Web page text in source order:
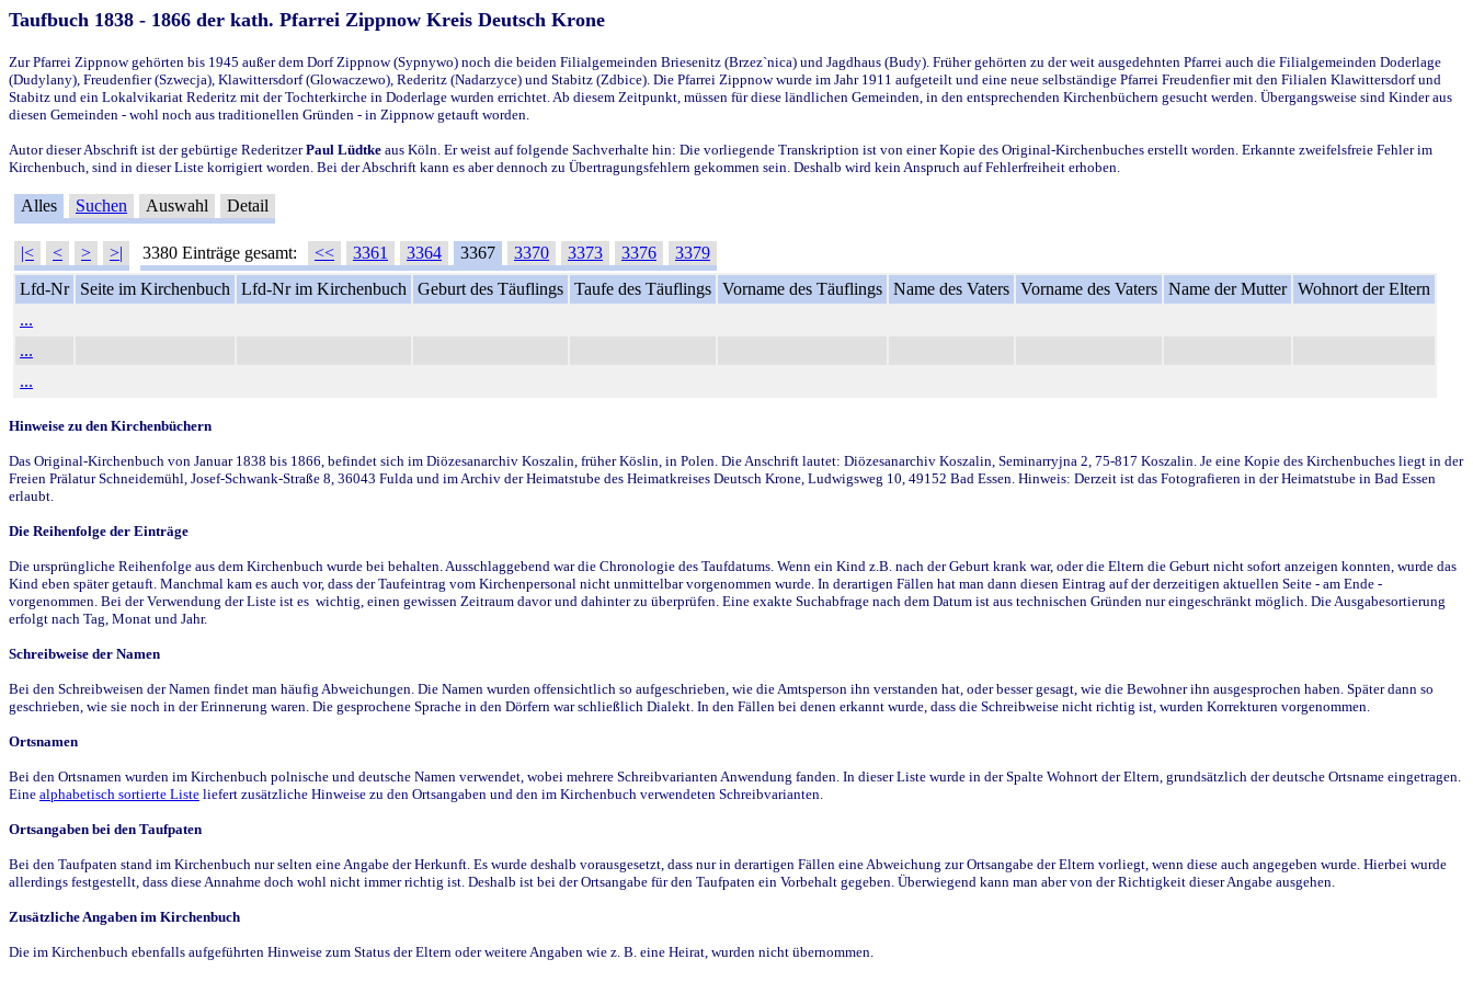
Taufbuch 1838 - 1866 der kath. Pfarrei Zippnow Kreis Deutsch Krone
Zur Pfarrei Zippnow gehörten bis 1945 außer dem Dorf Zippnow (Sypnywo) noch die beiden Filialgemeinden Briesenitz (Brzez`nica) und Jagdhaus (Budy). Früher gehörten zu der weit ausgedehnten Pfarrei auch die Filialgemeinden Doderlage
(Dudylany), Freudenfier (Szwecja), Klawittersdorf (Glowaczewo), Rederitz (Nadarzyce) und Stabitz (Zdbice). Die Pfarrei Zippnow wurde im Jahr 1911 aufgeteilt und eine neue selbständige Pfarrei Freudenfier mit den Filialen Klawittersdorf und
Stabitz und ein Lokalvikariat Rederitz mit der Tochterkirche in Doderlage wurden errichtet. Ab diesem Zeitpunkt, müssen für diese ländlichen Gemeinden, in den entsprechenden Kirchenbüchern gesucht werden. Übergangsweise sind Kinder aus
diesen Gemeinden - wohl noch aus traditionellen Gründen - in Zippnow getauft worden.
Autor dieser Abschrift ist der gebürtige RederitzerPaul Lüdtke aus Köln. Er weist auf folgende Sachverhalte hin: Die vorliegende Transkription ist von einer Kopie des Original-Kirchenbuches erstellt worden. Erkannte zweifelsfreie Fehler im
Kirchenbuch, sind in dieser Liste korrigiert worden. Bei der Abschrift kann es aber dennoch zu Übertragungsfehlern gekommen sein. Deshalb wird kein Anspruch auf Fehlerfreiheit erhoben.
Alles Suchen Auswahl Detail
|< < > >| 3380 Einträge gesamt: << 3361 3364 3367 3370 3373 3376
3379
Lfd-Nr
Seite im Kirchenbuch Lfd-Nr im Kirchenbuch Geburt des Täuflings Taufe des Täuflings Vorname des Täuflings Name des Vaters Vorname des Vaters Name der Mutter Wohnort der Eltern
...
...
...
Hinweise zu den Kirchenbüchern
Das Original-Kirchenbuch von Januar 1838 bis 1866, befindet sich im Diözesanarchiv Koszalin, früher Köslin, in Polen. Die Anschrift lautet: Diözesanarchiv Koszalin, Seminarryjna 2, 75-817 Koszalin. Je eine Kopie des Kirchenbuches liegt in der
Freien Prälatur Schneidemühl, Josef-Schwank-Straße 8, 36043 Fulda und im Archiv der Heimatstube des Heimatkreises Deutsch Krone, Ludwigsweg 10, 49152 Bad Essen. Hinweis: Derzeit ist das Fotografieren in der Heimatstube in Bad Essen
erlaubt.
Die Reihenfolge der Einträge
Die ursprüngliche Reihenfolge aus dem Kirchenbuch wurde bei behalten. Ausschlaggebend war die Chronologie des Taufdatums. Wenn ein Kind z.B. nach der Geburt krank war, oder die Eltern die Geburt nicht sofort anzeigen konnten, wurde das
Kind eben später getauft. Manchmal kam es auch vor, dass der Taufeintrag vom Kirchenpersonal nicht unmittelbar vorgenommen wurde. In derartigen Fällen hat man dann diesen Eintrag auf der derzeitigen aktuellen Seite - am Ende -
vorgenommen. Bei der Verwendung der Liste ist es wichtig, einen gewissen Zeitraum davor und dahinter zu überprüfen. Eine exakte Suchabfrage nach dem Datum ist aus technischen Gründen nur eingeschränkt möglich. Die Ausgabesortierung
erfolgt nach Tag, Monat und Jahr.
Schreibweise der Namen
Bei den Schreibweisen der Namen findet man häufig Abweichungen. Die Namen wurden offensichtlich so aufgeschrieben, wie die Amtsperson ihn verstanden hat, oder besser gesagt, wie die Bewohner ihn ausgesprochen haben. Später dann so
geschrieben, wie sie noch in der Erinnerung waren. Die gesprochene Sprache in den Dörfern war schließlich Dialekt. In den Fällen bei denen erkannt wurde, dass die Schreibweise nicht richtig ist, wurden Korrekturen vorgenommen.
Ortsnamen
Bei den Ortsnamen wurden im Kirchenbuch polnische und deutsche Namen verwendet, wobei mehrere Schreibvarianten Anwendung fanden. In dieser Liste wurde in der Spalte Wohnort der Eltern, grundsätzlich der deutsche Ortsname eingetragen.
Eine alphabetisch sortierte Liste liefert zusätzliche Hinweise zu den Ortsangaben und den im Kirchenbuch verwendeten Schreibvarianten.
Ortsangaben bei den Taufpaten
Bei den Taufpaten stand im Kirchenbuch nur selten eine Angabe der Herkunft. Es wurde deshalb vorausgesetzt, dass nur in derartigen Fällen eine Abweichung zur Ortsangabe der Eltern vorliegt, wenn diese auch angegeben wurde. Hierbei wurde
allerdings festgestellt, dass diese Annahme doch wohl nicht immer richtig ist. Deshalb ist bei der Ortsangabe für den Taufpaten ein Vorbehalt gegeben. Überwiegend kann man aber von der Richtigkeit dieser Angabe ausgehen.
Zusätzliche Angaben im Kirchenbuch
Die im Kirchenbuch ebenfalls aufgeführten Hinweise zum Status der Eltern oder weitere Angaben wie z. B. eine Heirat, wurden nicht übernommen.